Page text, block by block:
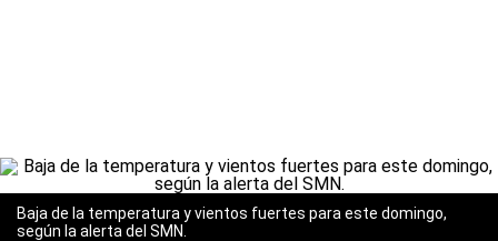
Baja de la temperatura y vientos fuertes para este domingo,
según la alerta del SMN.